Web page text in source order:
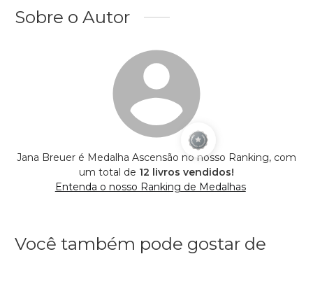
Sobre o Autor
Jana Breuer é Medalha Ascensão no nosso Ranking, com
um total de 12 livros vendidos!
Entenda o nosso Ranking de Medalhas
Você também pode gostar de